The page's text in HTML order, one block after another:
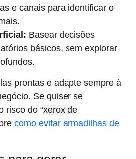
e canais para identificar o
Basear decisões
básicos, sem explorar
prontas e adapte sempre à
Se quiser se
risco do “xerox de
como evitar armadilhas de